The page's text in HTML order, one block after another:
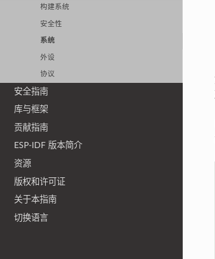
构建系统
安全性
系统
外设
协议
安全指南
库与框架
贡献指南
ESP-IDF 版本简介
资源
版权和许可证
关于本指南
切换语言